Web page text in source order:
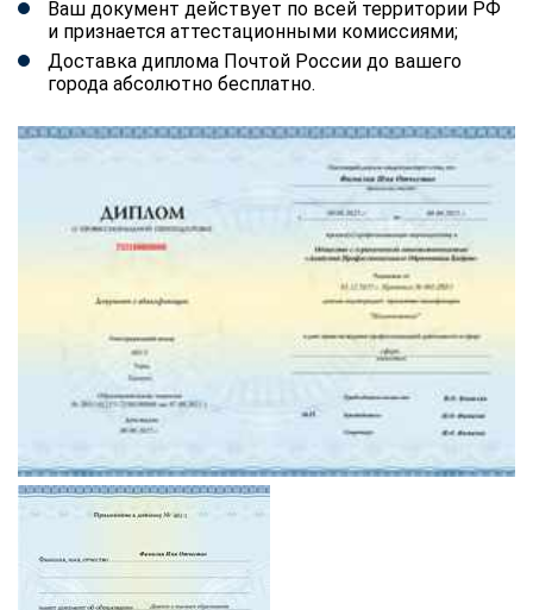
Ваш документ действует по всей территории РФ
и признается аттестационными комиссиями;
Доставка диплома Почтой России до вашего
города абсолютно бесплатно.